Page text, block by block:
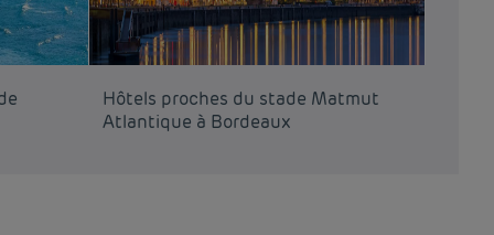
Hôtels proches du stade Matmut
Atlantique à Bordeaux